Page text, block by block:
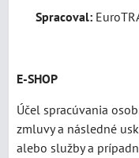
Spracoval:
E-SHOP
Účel spracúvania
zmluvy a následné
alebo služby a